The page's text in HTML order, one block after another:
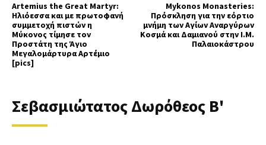
Artemius the Great Martyr:
Ηλιόεσσα και με πρωτοφανή
συμμετοχή πιστών η
Μύκονος τίμησε τον
Προστάτη της Άγιο
Μεγαλομάρτυρα Αρτέμιο
[pics]
Mykonos Monasteries:
Πρόσκληση για την εόρτιο
μνήμη των Αγίων Αναργύρων
Κοσμά και Δαμιανού στην Ι.Μ.
Παλαιοκάστρου
Σεβασμιώτατος Δωρόθεος Β'